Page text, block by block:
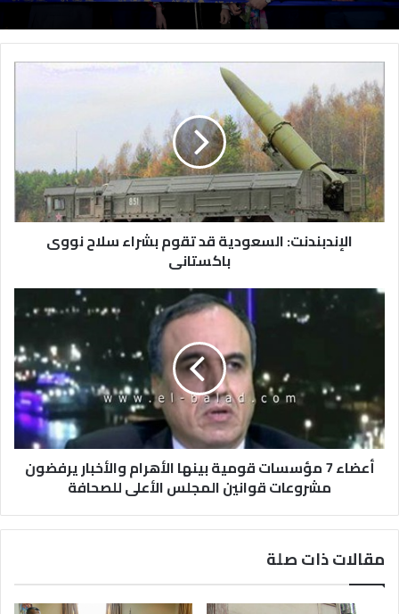
الإندبندنت: السعودية قد تقوم بشراء سلاح نووى
باكستانى
أعضاء 7 مؤسسات قومية بينها الأهرام والأخبار يرفضون
مشروعات قوانين المجلس الأعلى للصحافة
مقالات ذات صلة